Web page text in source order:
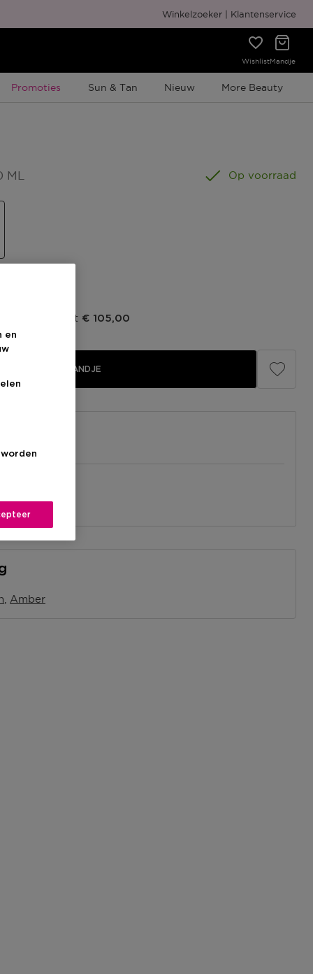
Gratis cadeauverpakking
Winkelzoeker Klantenservice
WishlistMandje
Tijdelijke Promotie
Promoties Sun & Tan Nieuw More Beauty
ML Op voorraad
fabrikant € 105,00
IN WINKELMANDJE
Amber
en